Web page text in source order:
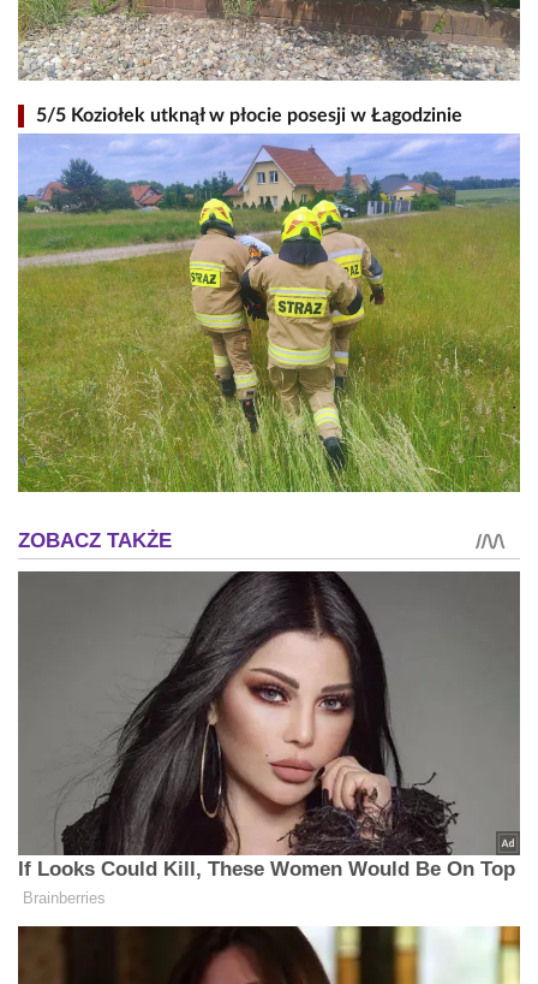
5/5 Koziołek utknął w płocie posesji w Łagodzinie